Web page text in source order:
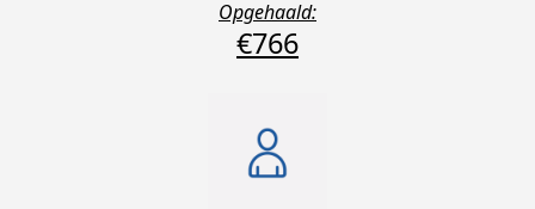
Opgehaald:
€766